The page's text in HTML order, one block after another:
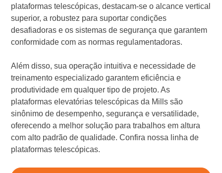
plataformas telescópicas, destacam-se o alcance vertical
superior, a robustez para suportar condições
desafiadoras e os sistemas de segurança que garantem
conformidade com as normas regulamentadoras.
Além disso, sua operação intuitiva e necessidade de
treinamento especializado garantem eficiência e
produtividade em qualquer tipo de projeto. As
plataformas elevatórias telescópicas da Mills são
sinônimo de desempenho, segurança e versatilidade,
oferecendo a melhor solução para trabalhos em altura
com alto padrão de qualidade. Confira nossa linha de
plataformas telescópicas.